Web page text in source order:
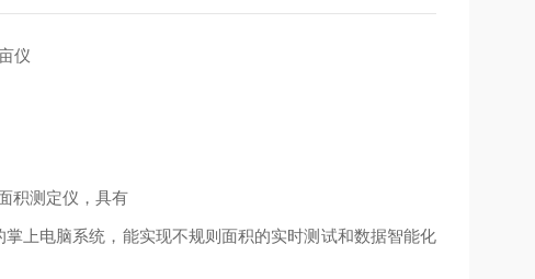
仪
积测定仪，具有
上电脑系统，能实现不规则面积的实时测试和数据智能化